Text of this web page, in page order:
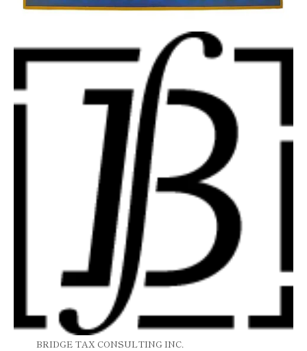
BRIDGE TAX CONSULTING INC.